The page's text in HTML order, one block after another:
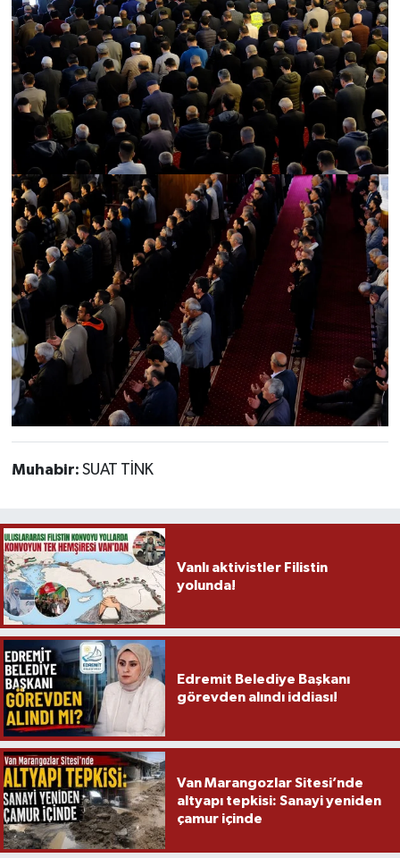
Muhabir: SUAT TİNK
Vanlı aktivistler Filistin
yolunda!
Edremit Belediye Başkanı
görevden alındı iddiası!
Van Marangozlar Sitesi’nde
altyapı tepkisi: Sanayi yeniden
çamur içinde